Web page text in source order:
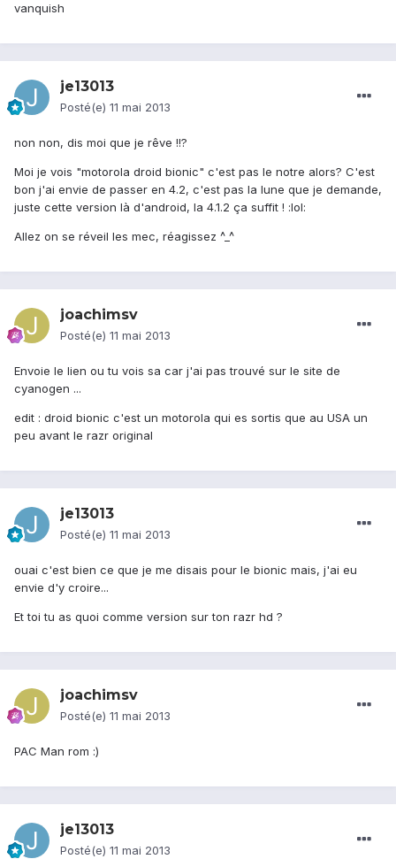
vanquish
je13013
Posté(e) 11 mai 2013
non non, dis moi que je rêve !!?
Moi je vois "motorola droid bionic" c'est pas le notre alors? C'est
bon j'ai envie de passer en 4.2, c'est pas la lune que je demande,
juste cette version là d'android, la 4.1.2 ça suffit ! :lol:
Allez on se réveil les mec, réagissez ^_^
joachimsv
Posté(e) 11 mai 2013
Envoie le lien ou tu vois sa car j'ai pas trouvé sur le site de
cyanogen ...
edit : droid bionic c'est un motorola qui es sortis que au USA un
peu avant le razr original
je13013
Posté(e) 11 mai 2013
ouai c'est bien ce que je me disais pour le bionic mais, j'ai eu
envie d'y croire...
Et toi tu as quoi comme version sur ton razr hd ?
joachimsv
Posté(e) 11 mai 2013
PAC Man rom :)
je13013
Posté(e) 11 mai 2013